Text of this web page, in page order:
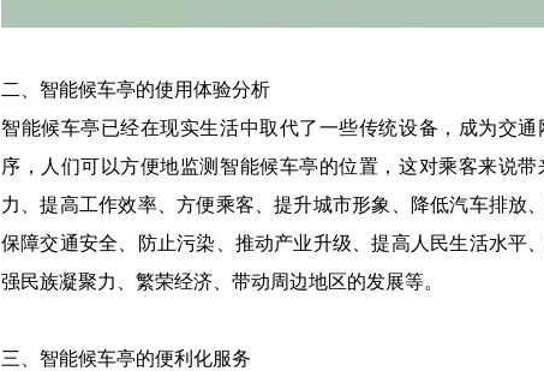
二、智能候车亭的使用体验分析
智能候车亭已经在现实生活中取代了一些传统设备，成为交
序，人们可以方便地监测智能候车亭的位置，这对乘客来说
力、提高工作效率、方便乘客、提升城市形象、降低汽车排放
保障交通安全、防止污染、推动产业升级、提高人民生活水平
强民族凝聚力、繁荣经济、带动周边地区的发展等。
三、智能候车亭的便利化服务